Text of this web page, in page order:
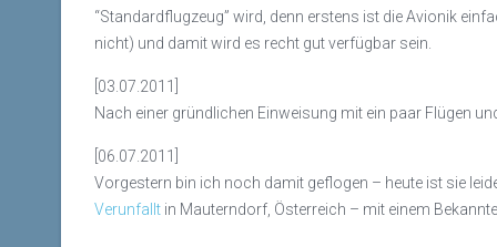
“Standardflugzeug” wird, denn erstens ist die Avionik
nicht) und damit wird es recht gut verfügbar sein.
[03.07.2011]
Nach einer gründlichen Einweisung mit ein paar Flügen
[06.07.2011]
Vorgestern bin ich noch damit geflogen – heute ist sie
Verunfallt in Mauterndorf, Österreich – mit einem